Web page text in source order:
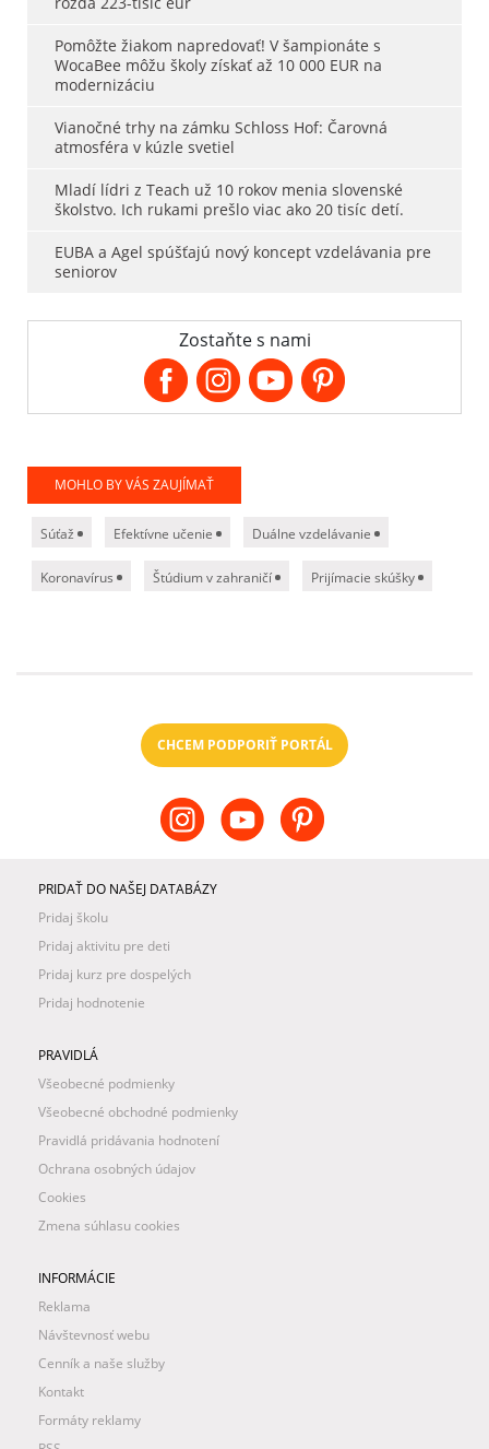
Pomôžte žiakom napredovať! V šampionáte s
WocaBee môžu školy získať až 10 000 EUR na
modernizáciu
Vianočné trhy na zámku Schloss Hof: Čarovná
atmosféra v kúzle svetiel
Mladí lídri z Teach už 10 rokov menia slovenské
školstvo. Ich rukami prešlo viac ako 20 tisíc detí.
EUBA a Agel spúšťajú nový koncept vzdelávania pre
seniorov
Zostaňte s nami
MOHLO BY VÁS ZAUJÍMAŤ
Súťaž Efektívne učenie Duálne vzdelávanie
Koronavírus Štúdium v zahraničí Prijímacie skúšky
CHCEM PODPORIŤ PORTÁL
PRIDAŤ DO NAŠEJ DATABÁZY
Pridaj školu
Pridaj aktivitu pre deti
Pridaj kurz pre dospelých
Pridaj hodnotenie
PRAVIDLÁ
Všeobecné podmienky
Všeobecné obchodné podmienky
Pravidlá pridávania hodnotení
Ochrana osobných údajov
Cookies
Zmena súhlasu cookies
INFORMÁCIE
Reklama
Návštevnosť webu
Cenník a naše služby
Kontakt
Formáty reklamy